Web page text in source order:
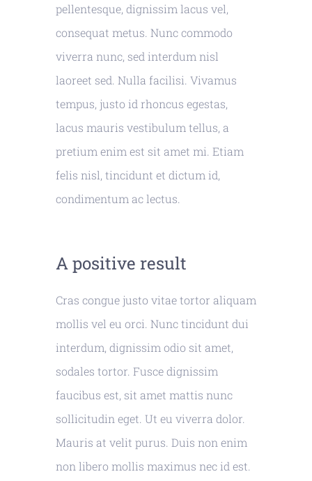
pellentesque, dignissim lacus vel,
consequat metus. Nunc commodo
viverra nunc, sed interdum nisl
laoreet sed. Nulla facilisi. Vivamus
tempus, justo id rhoncus egestas,
lacus mauris vestibulum tellus, a
pretium enim est sit amet mi. Etiam
felis nisl, tincidunt et dictum id,
condimentum ac lectus.
A positive result
Cras congue justo vitae tortor aliquam
mollis vel eu orci. Nunc tincidunt dui
interdum, dignissim odio sit amet,
sodales tortor. Fusce dignissim
faucibus est, sit amet mattis nunc
sollicitudin eget. Ut eu viverra dolor.
Mauris at velit purus. Duis non enim
non libero mollis maximus nec id est.